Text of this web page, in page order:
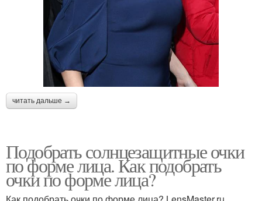
читать дальше →
Подобрать солнцезащитные очки
по форме лица. Как подобрать
очки по форме лица?